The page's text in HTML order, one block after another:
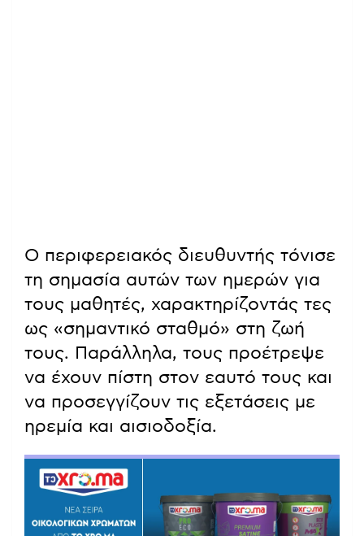
Ο περιφερειακός διευθυντής τόνισε
τη σημασία αυτών των ημερών για
τους μαθητές, χαρακτηρίζοντάς τες
ως «σημαντικό σταθμό» στη ζωή
τους. Παράλληλα, τους προέτρεψε
να έχουν πίστη στον εαυτό τους και
να προσεγγίζουν τις εξετάσεις με
ηρεμία και αισιοδοξία.